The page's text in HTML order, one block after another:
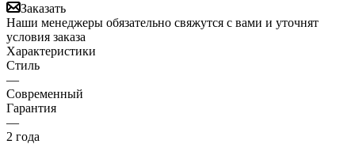
Заказать
Наши менеджеры обязательно свяжутся с вами и уточнят
условия заказа
Характеристики
Стиль
—
Современный
Гарантия
—
2 года